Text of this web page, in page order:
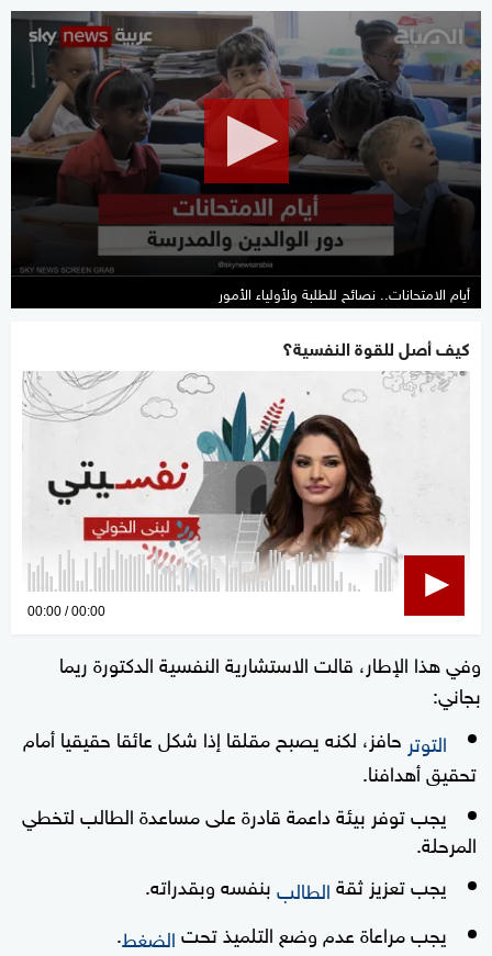
0
seconds
minutes,
56
أيام الامتحانات.. نصائح للطلبة ولأولياء الأمور
كيف أصل للقوة النفسية؟
0
00:00 00:00
وفي هذا الإطار، قالت الاستشارية النفسية الدكتورة ريما
بجاني:
التوتر حافز، لكنه يصبح مقلقا إذا شكل عائقا حقيقيا أمام
تحقيق أهدافنا.
يجب توفر بيئة داعمة قادرة على مساعدة الطالب لتخطي
المرحلة.
يجب تعزيز ثقةالطالببنفسه وبقدراته.
يجب مراعاة عدم وضع التلميذ تحتالضغط.